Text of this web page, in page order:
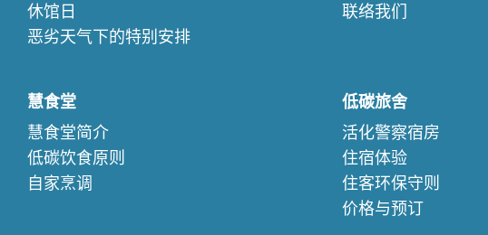
休馆日
恶劣天气下的特别安排
联络我们
慧食堂
慧食堂简介
低碳饮食原则
自家烹调
低碳旅舍
活化警察宿房
住宿体验
住客环保守则
价格与预订